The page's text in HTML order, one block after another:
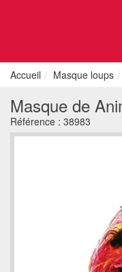
Accueil Masque loups
Masque de
Référence : 38983